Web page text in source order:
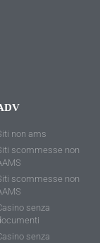
non ams
scommesse non
scommesse non
senza
senza